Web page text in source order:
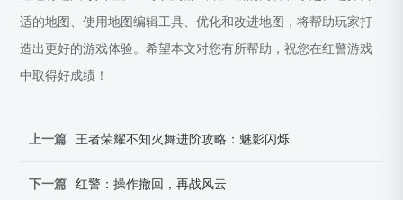
适的地图、使用地图编辑工具、优化和改进地图，将帮助玩家打
造出更好的游戏体验。希望本文对您有所帮助，祝您在红警游戏
中取得好成绩！
上一篇
下一篇 红警：操作撤回，再战风云